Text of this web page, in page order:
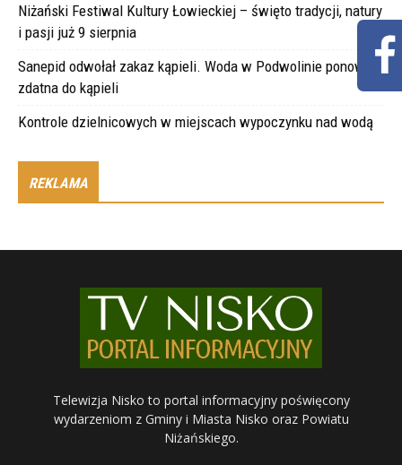
Niżański Festiwal Kultury Łowieckiej – święto tradycji, natury
i pasji już 9 sierpnia
Sanepid odwołał zakaz kąpieli. Woda w Podwolinie ponownie
zdatna do kąpieli
Kontrole dzielnicowych w miejscach wypoczynku nad wodą
REKLAMA
Telewizja Nisko to portal informacyjny poświęcony
wydarzeniom z Gminy i Miasta Nisko oraz Powiatu
Niżańskiego.